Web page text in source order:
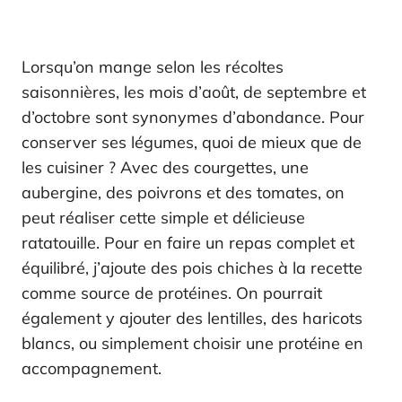
Lorsqu’on mange selon les récoltes
saisonnières, les mois d’août, de septembre et
d’octobre sont synonymes d’abondance. Pour
conserver ses légumes, quoi de mieux que de
les cuisiner ? Avec des courgettes, une
aubergine, des poivrons et des tomates, on
peut réaliser cette simple et délicieuse
ratatouille. Pour en faire un repas complet et
équilibré, j’ajoute des pois chiches à la recette
comme source de protéines. On pourrait
également y ajouter des lentilles, des haricots
blancs, ou simplement choisir une protéine en
accompagnement.